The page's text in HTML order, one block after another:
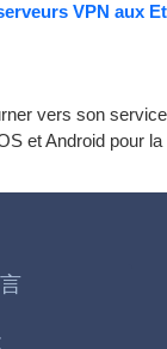
VPN aux
vers son
et Android pour